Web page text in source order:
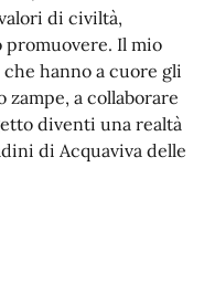
di civiltà,
promuovere. Il mio
hanno a cuore gli
a collaborare
diventi una realtà
di Acquaviva delle